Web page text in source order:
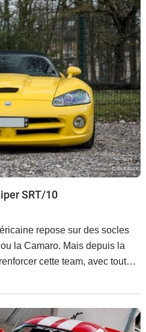
SRT/10
repose sur des socles
la Camaro. Mais depuis la
cette team, avec toutes